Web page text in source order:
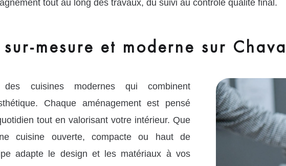
tout au long des travaux, du suivi au contrôle qualité final.
mesure et moderne sur
des cuisines modernes qui combinent
Chaque aménagement est pensé
tout en valorisant votre intérieur. Que
cuisine ouverte, compacte ou haut de
adapte le design et les matériaux à vos